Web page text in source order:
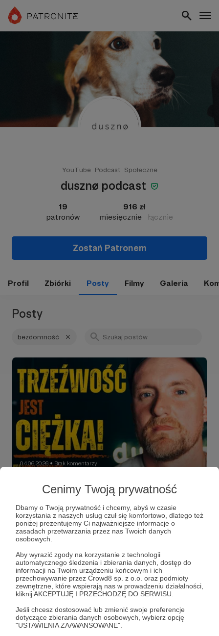
Cenimy Twoją prywatność
Dbamy o Twoją prywatność i chcemy, abyś w czasie
korzystania z naszych usług czuł się komfortowo, dlatego też
poniżej prezentujemy Ci najważniejsze informacje o
zasadach przetwarzania przez nas Twoich danych
osobowych.
Aby wyrazić zgody na korzystanie z technologii
automatycznego śledzenia i zbierania danych, dostęp do
informacji na Twoim urządzeniu końcowym i ich
przechowywanie przez Crowd8 sp. z o.o. oraz podmioty
zewnętrzne, które wspierają nas w prowadzeniu działalności,
kliknij AKCEPTUJĘ I PRZECHODZĘ DO SERWISU.
Jeśli chcesz dostosować lub zmienić swoje preferencje
dotyczące zbierania danych osobowych, wybierz opcję
"USTAWIENIA ZAAWANSOWANE".
YouTube Podcast Społeczne
dusznø podcast
19
patronów
916 zł
miesięcznie
łącznie
Zostań Patronem
Profil Zbiórki Posty Filmy Galeria
Posty
bezdomność
04.06.2026 ● Brak komentarzy
Paweł Sobierajski - dusznø podcast #84
Paweł Sobierajski - twórca projektu CZŁEKO-CZULI, w
ramach którego pomaga osobom w kryzysie
bezdomności, blogger, trzeźwiejący alkoholik, gej.
dusznø dusznøpodcast podcast +7